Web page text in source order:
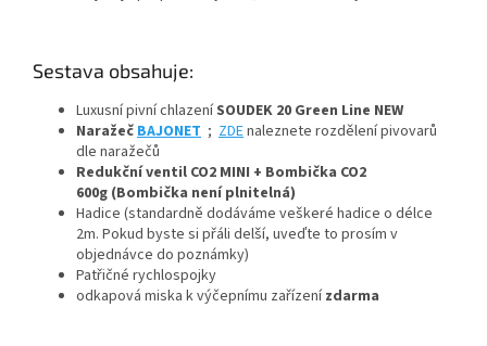
Sestava obsahuje:
Luxusní pivní chlazeníSOUDEK 20 Green Line NEW
NaražečBAJONET ; ZDEnaleznete rozdělení pivovarů
dle naražečů
Redukční ventil CO2 MINI + Bombička CO2
600g (Bombička není plnitelná)
Hadice (standardně dodáváme veškeré hadice o délce
2m. Pokud byste si přáli delší, uveďte to prosím v
objednávce do poznámky)
Patřičné rychlospojky
odkapová miska k výčepnímu zařízenízdarma